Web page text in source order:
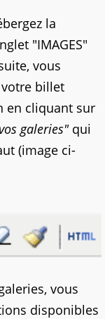
la
"IMAGES"
vous
billet
en cliquant sur
galeries"qui
(image ci-
vous
disponibles